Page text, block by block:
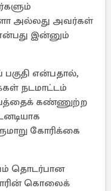
அல்லது அவர்கள்
இன்னும்
பகுதி என்பதால்,
நடமாட்டம்
கண்ணுற்ற
கோரிக்கை
தொடர்பான
கொலைக்